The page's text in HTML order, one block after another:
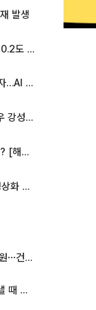
발생
기록
SK하이닉스, 용인·청주에 54조 투자…AI 메모리 생산기지 키운다
'2TV 생생정보' 오늘방송맛집- 배우 강성진 단골! 쌀국수ㆍ푸팟퐁 커리 맛집 '블○○○'
입추매직 '불발', 처서매직은 올까요? [해시태그]
22일 만에 다시 문 연 홈플러스…정상화 바쁜데 재고 없어 ‘발동동’[가보니]
日대기업 여름 보너스 평균 935만원⋯건설회사 1800만 넘어
차인표 "동생 구강암 투병…떠나보낼 때 가장 힘들었다”